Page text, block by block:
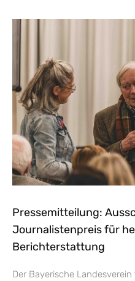
Pressemitteilung:
Journalistenpreis für
Berichterstattung
Der Bayerische